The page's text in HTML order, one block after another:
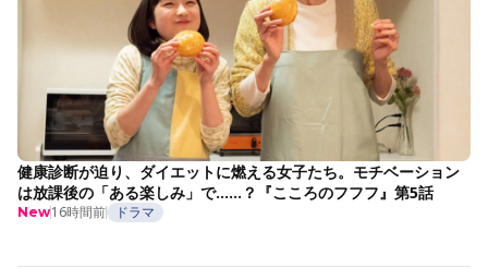
健康診断が迫り、ダイエットに燃える女子たち。モチベーション
は放課後の「ある楽しみ」で……？『こころのフフフ』第5話
New16時間前 ドラマ